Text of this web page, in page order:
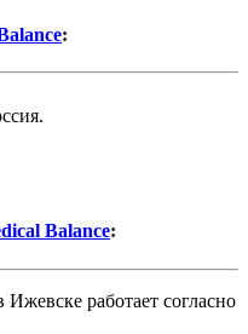
:
.
Balance:
работает согласно